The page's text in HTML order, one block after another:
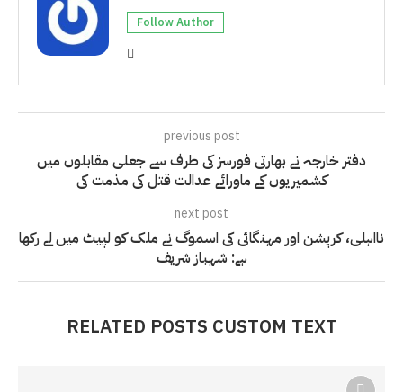
Follow Author
previous post
دفتر خارجہ نے بھارتی فورسز کی طرف سے جعلی مقابلوں میں
کشمیریوں کے ماورائے عدالت قتل کی مذمت کی
next post
نااہلی، کرپشن اور مہنگائی کی اسموگ نے ​​ملک کو لپیٹ میں لے رکھا
ہے: شہباز شریف
RELATED POSTS CUSTOM TEXT